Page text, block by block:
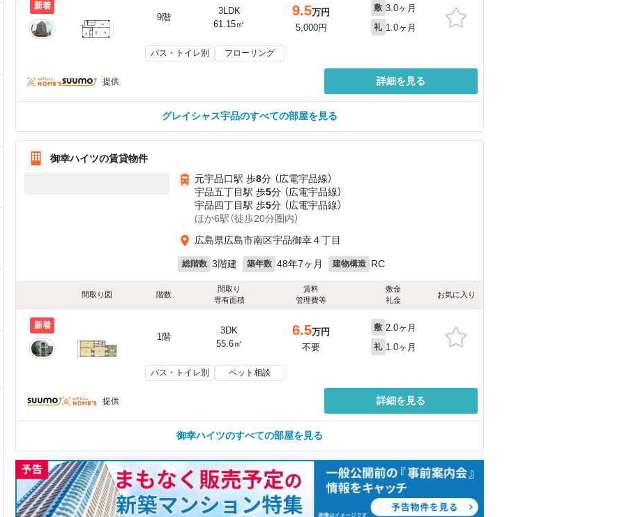
新着
9階
3LDK
61.15㎡
9.5万円
5,000円
敷 3.0ヶ月
礼 1.0ヶ月
バス・トイレ別 フローリング
提供 詳細を見る
グレイシャス宇品のすべての部屋を見る
御幸ハイツの賃貸物件
元宇品口駅 歩8分 （広電宇品線）
宇品五丁目駅 歩5分 （広電宇品線）
宇品四丁目駅 歩5分 （広電宇品線）
ほか6駅（徒歩20分圏内）
広島県広島市南区宇品御幸４丁目
総階数 3階建 築年数 48年7ヶ月 建物構造 RC
間取り図 階数
間取り
専有面積
賃料
管理費等
敷金
礼金
お気に入り
新着
1階
3DK
55.6㎡
6.5万円
不要
敷 2.0ヶ月
礼 1.0ヶ月
バス・トイレ別 ペット相談
提供 詳細を見る
御幸ハイツのすべての部屋を見る